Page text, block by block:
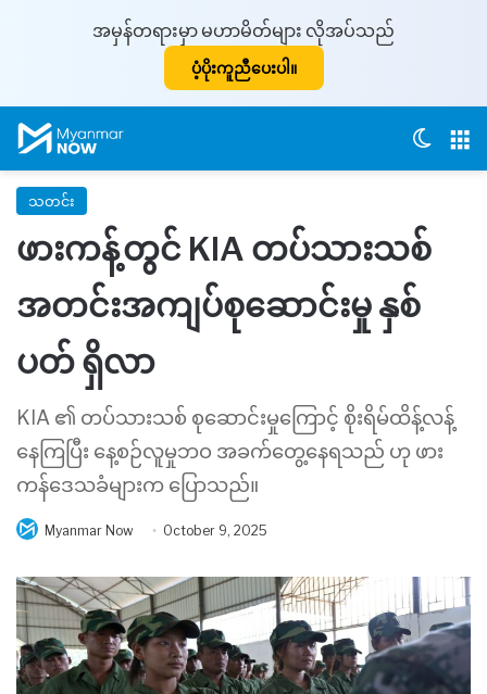
အမှန်တရားမှာ မဟာမိတ်များ လိုအပ်သည်
ပံ့ပိုးကူညီပေးပါ။
သတင်း
ဖားကန့်တွင် KIA တပ်သားသစ်
အတင်းအကျပ်စုဆောင်းမှု နှစ်
ပတ် ရှိလာ
KIA ၏ တပ်သားသစ် စုဆောင်းမှုကြောင့် စိုးရိမ်ထိန့်လန့်
နေကြပြီး နေ့စဉ်လူမှုဘဝ အခက်တွေ့နေရသည် ဟု ဖား
ကန်ဒေသခံများက ပြောသည်။
Myanmar Now October 9, 2025